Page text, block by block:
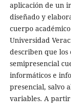
aplicación de un
diseñado y
cuerpo
Universidad
describen que
semipresencial
informáticos e
presencial, salvo
variables. A